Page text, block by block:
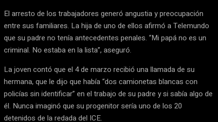
El arresto de los trabajadores generó angustia y preocupación
entre sus familiares. La hija de uno de ellos afirmó a Telemundo
que su padre no tenía antecedentes penales. “Mi papá no es un
criminal. No estaba en la lista”, aseguró.
La joven contó que el 4 de marzo recibió una llamada de su
hermana, que le dijo que había “dos camionetas blancas con
policías sin identificar” en el trabajo de su padre y si sabía algo de
él. Nunca imaginó que su progenitor sería uno de los 20
detenidos de la redada del ICE.